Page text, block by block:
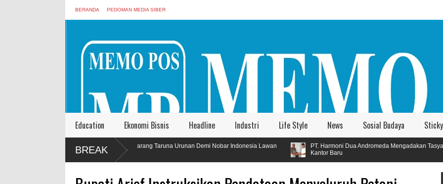
BERANDA PEDOMAN MEDIA SIBER
Education Ekonomi Bisnis Headline Industri Life Style News Sosial Budaya Sticky
BREAK
Anggota Karang Taruna Urunan Demi Nobar Indonesia Lawan
PT. Harmoni Dua Andromeda Mengadakan Tasyakuran